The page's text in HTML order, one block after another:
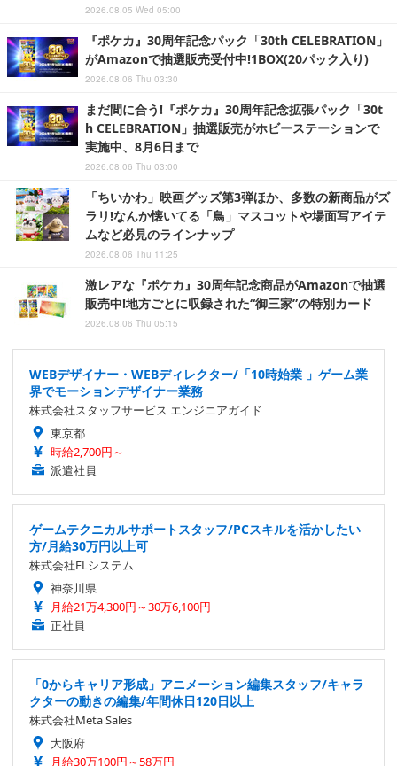
2026.08.05 Wed 05:00
『ポケカ』30周年記念パック「30th CELEBRATION」
がAmazonで抽選販売受付中!1BOX(20パック入り)
2026.08.06 Thu 03:30
まだ間に合う!『ポケカ』30周年記念拡張パック「30t
h CELEBRATION」抽選販売がホビーステーションで
実施中、8月6日まで
2026.08.06 Thu 03:00
「ちいかわ」映画グッズ第3弾ほか、多数の新商品がズ
ラリ!なんか懐いてる「鳥」マスコットや場面写アイテ
ムなど必見のラインナップ
2026.08.06 Thu 11:25
激レアな『ポケカ』30周年記念商品がAmazonで抽選
販売中!地方ごとに収録された“御三家”の特別カード
2026.08.06 Thu 05:15
WEBデザイナー・WEBディレクター/「10時始業 」ゲーム業
界でモーションデザイナー業務
株式会社スタッフサービス エンジニアガイド
東京都
時給2,700円～
派遣社員
ゲームテクニカルサポートスタッフ/PCスキルを活かしたい
方/月給30万円以上可
株式会社ELシステム
神奈川県
月給21万4,300円～30万6,100円
正社員
「0からキャリア形成」アニメーション編集スタッフ/キャラ
クターの動きの編集/年間休日120日以上
株式会社Meta Sales
大阪府
月給30万100円～58万円